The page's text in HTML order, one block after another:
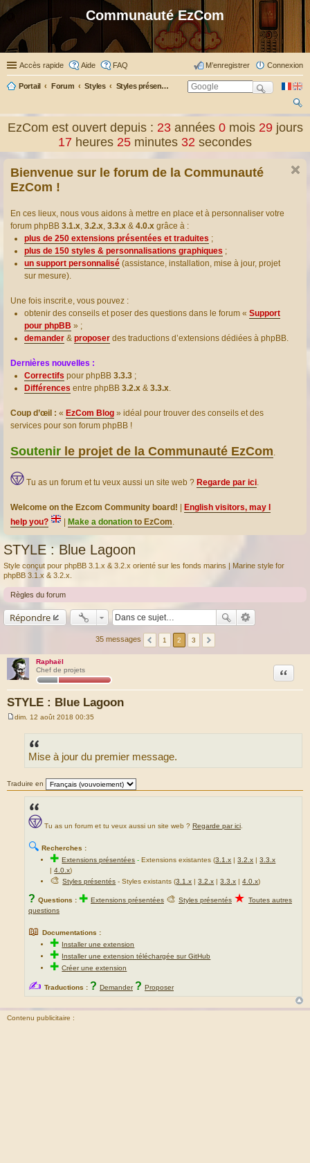
Communauté EzCom
Accès rapide Aide FAQ Connexion
M’enregistrer
Portail Forum Styles Styles présentés & traduits
er
EzCom est ouvert depuis : 23 années0 mois29 jours
17 heures 25 minutes 33 secondes
Bienvenue sur le forum de la Communauté
EzCom !
En ces lieux, nous vous aidons à mettre en place et à personnaliser votre
forum phpBB 3.1.x, 3.2.x, 3.3.x & 4.0.x grâce à :
plus de 250 extensions présentées et traduites ;
plus de 150 styles & personnalisations graphiques ;
un support personnalisé (assistance, installation, mise à jour, projet
sur mesure).
Une fois inscrit.e, vous pouvez :
obtenir des conseils et poser des questions dans le forum « Support
pour phpBB » ;
demander & proposer des traductions d’extensions dédiées à phpBB.
Dernières nouvelles :
Correctifs pour phpBB 3.3.3 ;
Différences entre phpBB 3.2.x & 3.3.x.
Coup d’œil : « EzCom Blog » idéal pour trouver des conseils et des
services pour son forum phpBB !
Soutenir le projet de la Communauté EzCom.
Tu as un forum et tu veux aussi un site web ? Regarde par ici.
Welcome on the Ezcom Community board!
English visitors, may I
help you?
Make a donation to EzCom.
STYLE : Blue Lagoon
Style conçut pour phpBB 3.1.x & 3.2.x orienté sur les fonds marins | Marine style for
phpBB 3.1.x & 3.2.x.
Règles du forum
Répondre
35 messages 1 2 3
Raphaël
Chef de projets
STYLE : Blue Lagoon
Citation
dim. 12 août 2018 00:35
Mise à jour du premier message.
Traduire en
Tu as un forum et tu veux aussi un site web ? Regarde par ici
🔍 Recherches :
✚Extensions présentées -Extensions existantes (3.1.x |3.2.x |3.3.x
|4.0.x)
🎨Styles présentés - Styles existants (3.1.x |3.2.x |3.3.x |4.0.x)
? Questions : ✚ Extensions présentées 🎨 Styles présentés ★ Toutes autres
questions
📖 Documentations :
✚ Installer une extension
✚ Installer une extension téléchargée sur GitHub
✚Créer une extension
✍ Traductions : ? Demander ? Proposer
Contenu publicitaire :